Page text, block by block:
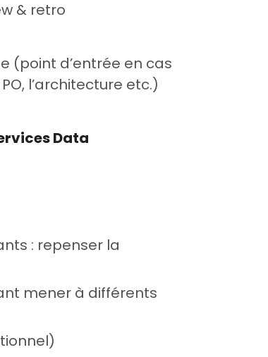
& retro
(point d’entrée en cas
l’architecture etc.)
Data
: repenser la
mener à différents